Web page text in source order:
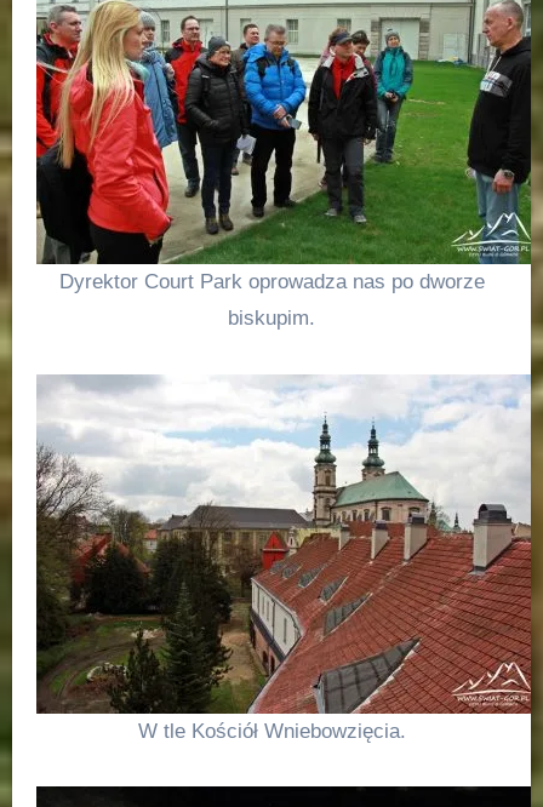
Dyrektor Court Park oprowadza nas po dworze
biskupim.
W tle Kościół Wniebowzięcia.